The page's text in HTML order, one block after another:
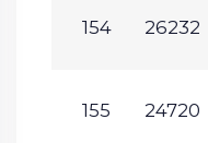
154 26232
155 24720